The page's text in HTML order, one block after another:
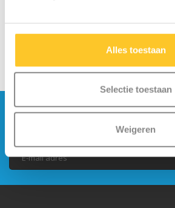
Alles toestaan
Selectie toestaan
Weigeren
Blijf op de hoogte en schrijf